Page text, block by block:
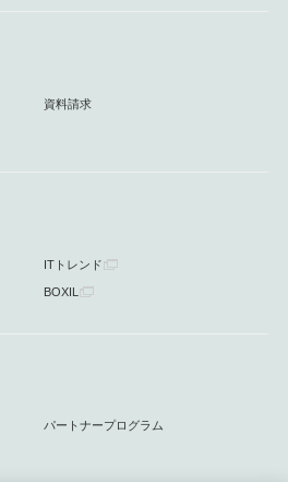
資料請求
ITトレンド
BOXIL
パートナープログラム